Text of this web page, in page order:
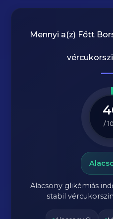
Mennyi a(z) Főtt
/
Alacsony glikémiás
stabil